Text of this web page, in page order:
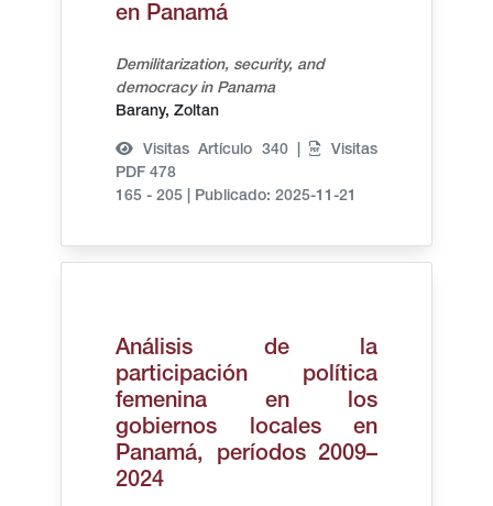
en Panamá
Demilitarization, security, and
democracy in Panama
Barany, Zoltan
Visitas Artículo 340 |
Visitas
PDF 478
165 - 205
Publicado: 2025-11-21
Análisis de la
participación política
femenina en los
gobiernos locales en
Panamá, períodos 2009–
2024